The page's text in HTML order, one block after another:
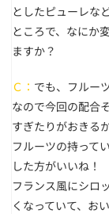
としたピューレなど
ところで、なにか
ますか？
Ｃ： でも、フルー
なので今回の配合
すぎたりがおきる
フルーツの持って
した方がいいね！
フランス風にシロ
くなっていて、お